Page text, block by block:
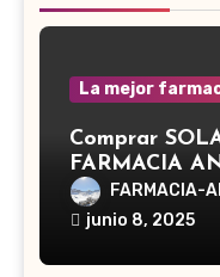
La mejor
Comprar
FARMACIA
Reishi, cuyo
Ganoderma
en la
FARMACIA-
junio 8, 2025